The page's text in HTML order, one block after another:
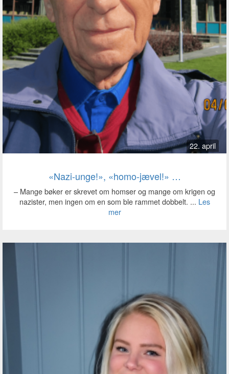
22. april
«Nazi-unge!», «homo-jævel!» …
– Mange bøker er skrevet om homser og mange om krigen og
nazister, men ingen om en som ble rammet dobbelt. ... Les
mer